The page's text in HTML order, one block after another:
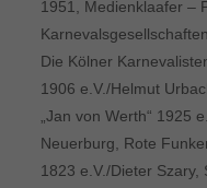
1951, Medienklaafer –
Die Kölner
1906 e.V./Helmut
„Jan von Werth“ 1925
Neuerburg, Rote
1823 e.V./Dieter Szary,